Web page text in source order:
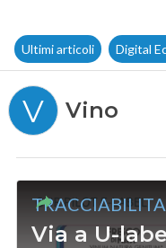
Ultimi articoli Digital
V Vino
Via a U-